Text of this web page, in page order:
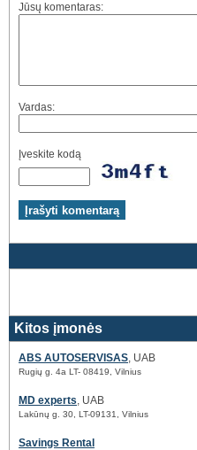
Jūsų komentaras:
Vardas:
Įveskite kodą
Kitos įmonės
ABS AUTOSERVISAS, UAB
Rugių g. 4a LT- 08419, Vilnius
MD experts, UAB
Lakūnų g. 30, LT-09131, Vilnius
Savings Rental